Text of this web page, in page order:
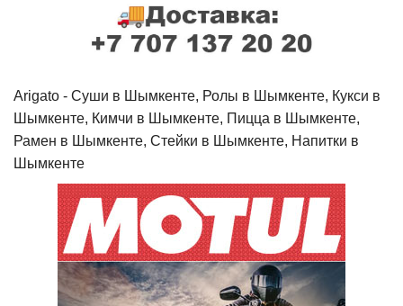
Arigato - Cуши в Шымкенте, Ролы в Шымкенте, Кукси в
Шымкенте, Кимчи в Шымкенте, Пицца в Шымкенте,
Рамен в Шымкенте, Стейки в Шымкенте, Напитки в
Шымкенте